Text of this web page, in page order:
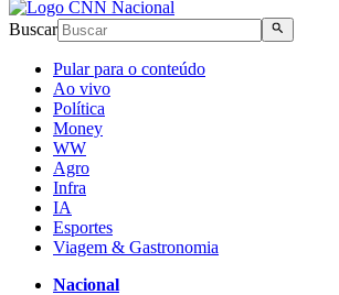
Buscar
Pular para o conteúdo
Ao vivo
Política
Money
WW
Agro
Infra
IA
Esportes
Viagem & Gastronomia
Nacional